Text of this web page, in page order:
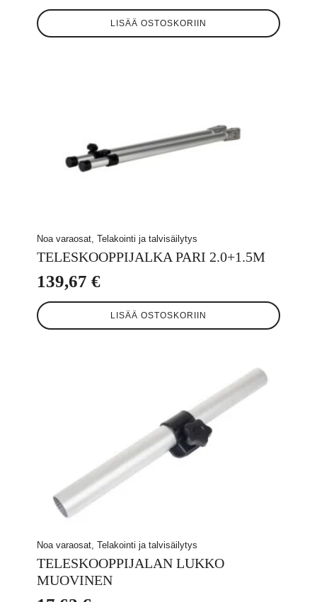
LISÄÄ OSTOSKORIIN
Noa varaosat, Telakointi ja talvisäilytys
TELESKOOPPIJALKA PARI 2.0+1.5M
139,67 €
LISÄÄ OSTOSKORIIN
Noa varaosat, Telakointi ja talvisäilytys
TELESKOOPPIJALAN LUKKO
MUOVINEN